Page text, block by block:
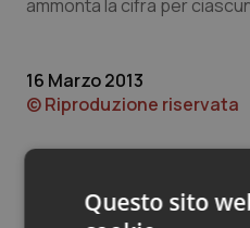
Quotidiano Oncologia
Rene & patologie
ammonta la cifra per
16 Marzo 2013
© Riproduzione riservata
Questo sito